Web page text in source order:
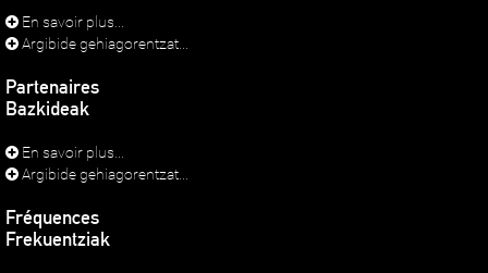
En savoir plus...
Argibide gehiagorentzat...
Partenaires
Bazkideak
En savoir plus...
Argibide gehiagorentzat...
Fréquences
Frekuentziak